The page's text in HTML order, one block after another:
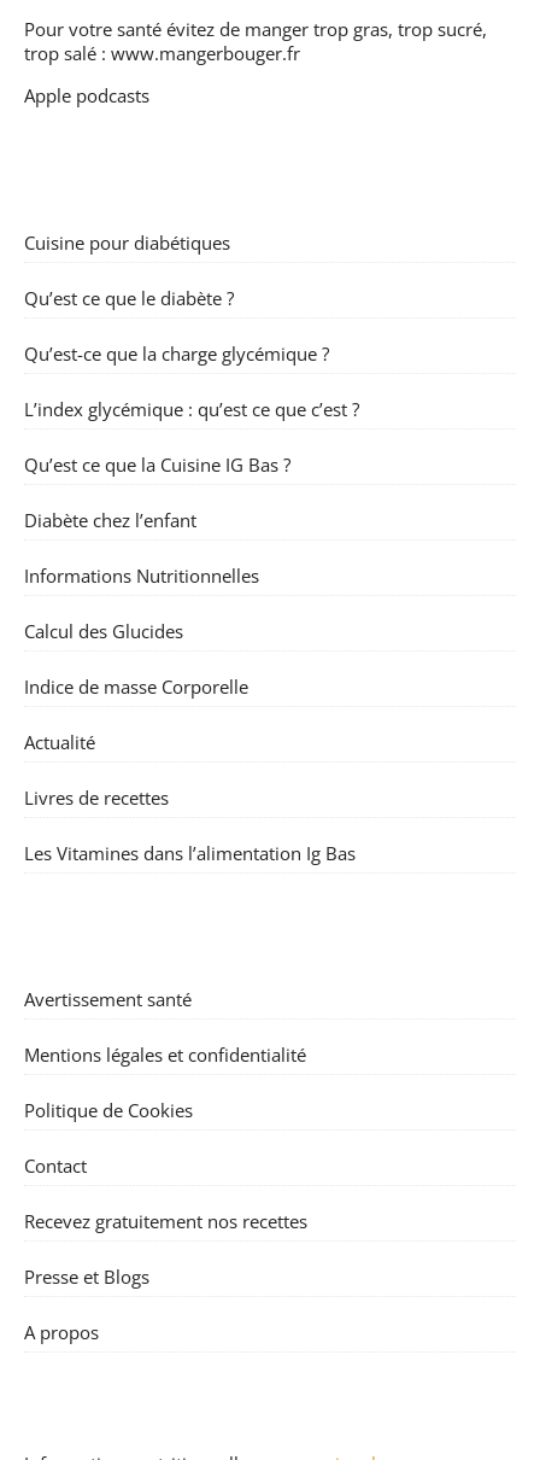
Pour votre santé évitez de manger trop gras, trop sucré,
trop salé : www.mangerbouger.fr
Apple podcasts
Cuisine pour diabétiques
Qu’est ce que le diabète ?
Qu’est-ce que la charge glycémique ?
L’index glycémique : qu’est ce que c’est ?
Qu’est ce que la Cuisine IG Bas ?
Diabète chez l’enfant
Informations Nutritionnelles
Calcul des Glucides
Indice de masse Corporelle
Actualité
Livres de recettes
Les Vitamines dans l’alimentation Ig Bas
Avertissement santé
Mentions légales et confidentialité
Politique de Cookies
Contact
Recevez gratuitement nos recettes
Presse et Blogs
A propos